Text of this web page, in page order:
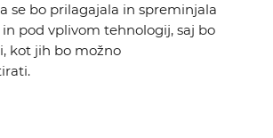
se bo prilagajala in spreminjala
pod vplivom tehnologij, saj bo
kot jih bo možno